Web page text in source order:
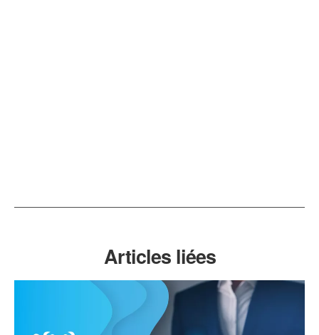
Articles liées